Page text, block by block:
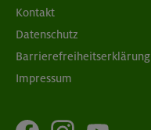
Kontakt
Datenschutz
Barrierefreiheitserklärung
Impressum